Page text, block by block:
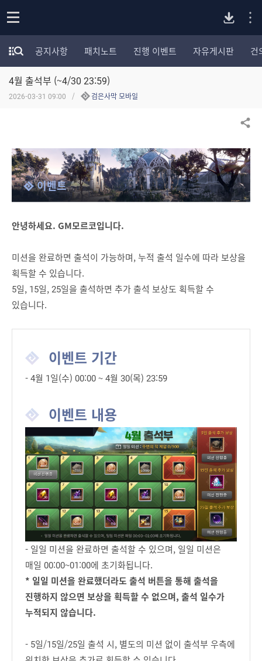
p
e
n
다
운
모
험
가
포
리
전
체
보
공지사항 패치노트 진행 이벤트 자유게시판 건
4월 출석부 (~4/30 23:59)
2026-03-31 09:00 검은사막 모바일
공유하기
이벤트
안녕하세요. GM모르코입니다.
미션을 완료하면 출석이 가능하며, 누적 출석 일수에 따라 보상을
획득할 수 있습니다.
5일, 15일, 25일을 출석하면 추가 출석 보상도 획득할 수
있습니다.
이벤트 기간
- 4월 1일(수) 00:00 ~ 4월 30(목) 23:59
이벤트 내용
- 일일 미션을 완료하면 출석할 수 있으며, 일일 미션은
매일 00:00~01:00에 초기화됩니다.
* 일일 미션을 완료했더라도 출석 버튼을 통해 출석을
진행하지 않으면 보상을 획득할 수 없으며, 출석 일수가
누적되지 않습니다.
- 5일/15일/25일 출석 시, 별도의 미션 없이 출석부 우측에